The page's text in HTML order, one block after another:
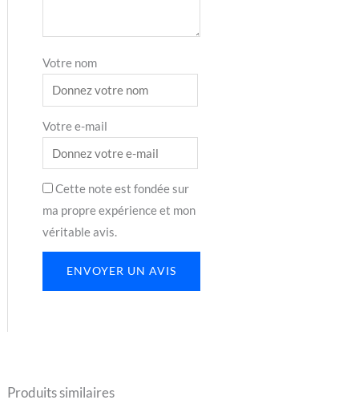
Votre nom
Votre e-mail
Cette note est fondée sur
ma propre expérience et mon
véritable avis.
ENVOYER UN AVIS
Produits similaires